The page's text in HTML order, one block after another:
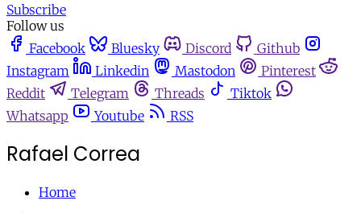
Subscribe
Follow us
Facebook
Bluesky Discord
Github
Instagram
Linkedin Mastodon
Pinterest
Reddit
Telegram Threads
Tiktok
Whatsapp
Youtube RSS
Rafael Correa
Home